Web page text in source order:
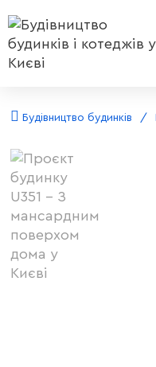
Будівництво будинків